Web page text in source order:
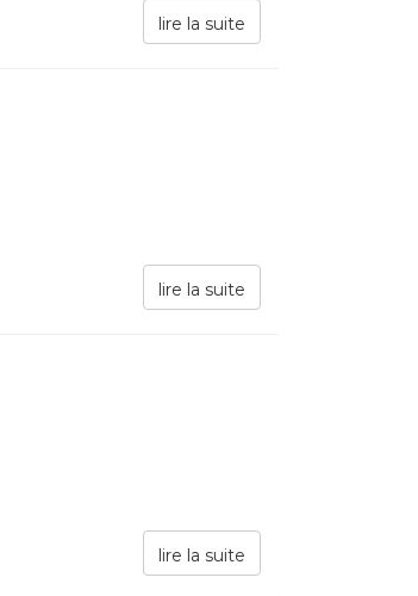
lire la suite
lire la suite
lire la suite